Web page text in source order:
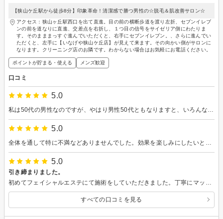
【狭山ケ丘駅から徒歩8分】印象革命！清潔感で勝つ男性の☆脱毛＆肌改善サロン☆
アクセス：狭山ヶ丘駅西口を出て直進。目の前の横断歩道を渡り左折、セブンイレブ
ンの前を道なりに直進、交差点を右折し、１つ目の信号をサイゼリア側にわたりま
す。そのまままっすぐ進んでいただくと、右手にセブンイレブン。、さらに進んでい
ただくと、左手に【いなげや狭山ケ丘店】が見えて来ます。その向かい側がサロンに
なります。クリーニング店のお隣です。わからない場合はお気軽にお電話ください。
ポイントが貯まる・使える メンズ歓迎
口コミ
5.0
5.0
5.0
引き締まりました。
すべての口コミを見る